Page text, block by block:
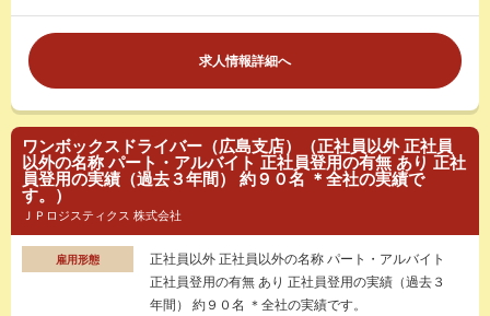
求人情報詳細へ
ワンボックスドライバー（広島支店）（正社員以外 正社員
以外の名称 パート・アルバイト 正社員登用の有無 あり 正社
員登用の実績（過去３年間） 約９０名 ＊全社の実績で
す。）
ＪＰロジスティクス 株式会社
雇用形態
正社員以外 正社員以外の名称 パート・アルバイト
正社員登用の有無 あり 正社員登用の実績（過去３
年間） 約９０名 ＊全社の実績です。